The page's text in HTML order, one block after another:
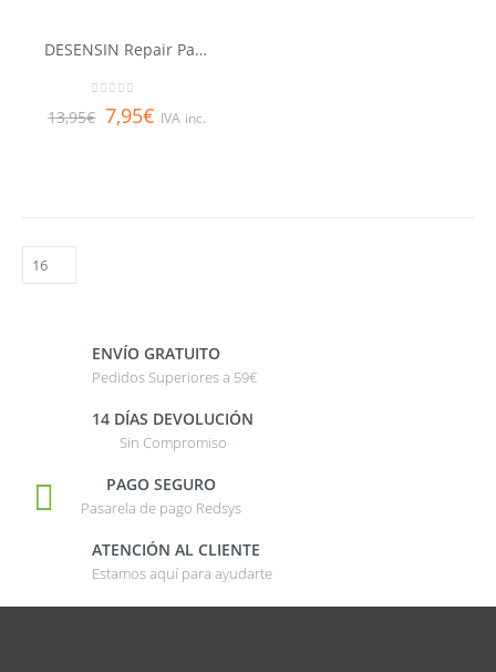
DESENSIN Repair Pasta dentífrica 75 ml
13,95€ 7,95€ IVA inc.
ENVÍO GRATUITO
Pedidos Superiores a 59€
14 DÍAS DEVOLUCIÓN
Sin Compromiso
PAGO SEGURO
Pasarela de pago Redsys
ATENCIÓN AL CLIENTE
Estamos aquí para ayudarte